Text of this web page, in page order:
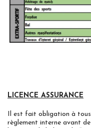
LICENCE ASSURANCE
Il est fait obligation à tous
règlement interne avant